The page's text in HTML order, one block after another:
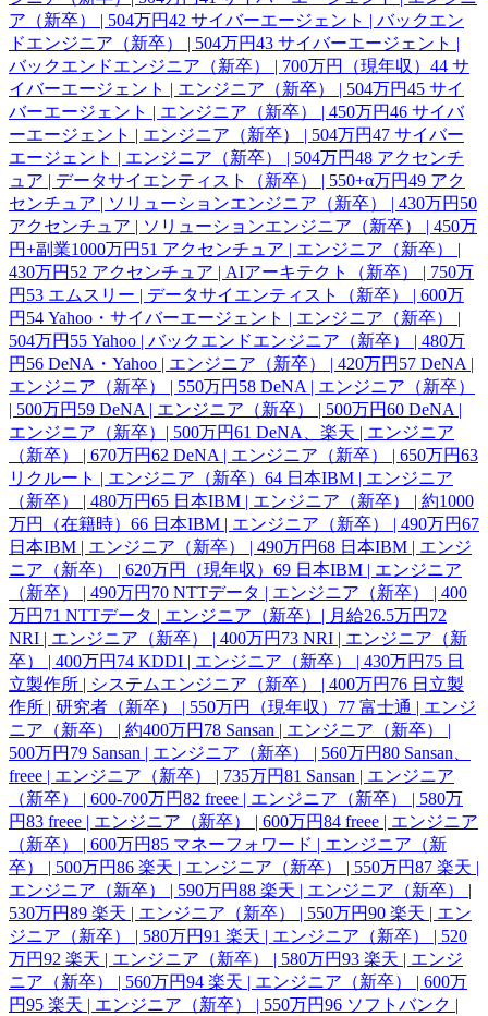
ア（新卒） | 504万円42 サイバーエージェント | バックエン
ドエンジニア（新卒） | 504万円43 サイバーエージェント |
バックエンドエンジニア（新卒） | 700万円（現年収） 44 サ
イバーエージェント | エンジニア（新卒） | 504万円45 サイ
バーエージェント | エンジニア（新卒） | 450万円46 サイバ
ーエージェント | エンジニア（新卒） | 504万円47 サイバー
エージェント | エンジニア（新卒） | 504万円48 アクセンチ
ュア | データサイエンティスト（新卒） | 550+α万円49 アク
センチュア | ソリューションエンジニア（新卒） | 430万円 50
アクセンチュア | ソリューションエンジニア（新卒） | 450万
円+副業1000万円 51 アクセンチュア | エンジニア（新卒） |
430万円 52 アクセンチュア | AIアーキテクト（新卒） | 750万
円 53 エムスリー | データサイエンティスト（新卒） | 600万
円 54 Yahoo・サイバーエージェント | エンジニア（新卒） |
504万円 55 Yahoo | バックエンドエンジニア（新卒） | 480万
円 56 DeNA・Yahoo | エンジニア（新卒） | 420万円 57 DeNA |
エンジニア（新卒） | 550万円 58 DeNA | エンジニア（新卒）
| 500万円 59 DeNA | エンジニア（新卒） | 500万円60 DeNA |
エンジニア（新卒）| 500万円61 DeNA、楽天 | エンジニア
（新卒） | 670万円62 DeNA | エンジニア（新卒） | 650万円63
リクルート | エンジニア（新卒） 64 日本IBM | エンジニア
（新卒） | 480万円65 日本IBM | エンジニア（新卒） | 約1000
万円（在籍時） 66 日本IBM | エンジニア（新卒） | 490万円67
日本IBM | エンジニア（新卒） | 490万円68 日本IBM | エンジ
ニア（新卒） | 620万円（現年収） 69 日本IBM | エンジニア
（新卒） | 490万円 70 NTTデータ | エンジニア（新卒） | 400
万円 71 NTTデータ | エンジニア（新卒）| 月給26.5万円 72
NRI | エンジニア（新卒） | 400万円 73 NRI | エンジニア（新
卒） | 400万円 74 KDDI | エンジニア（新卒） | 430万円 75 日
立製作所 | システムエンジニア（新卒） | 400万円 76 日立製
作所 | 研究者（新卒） | 550万円（現年収） 77 富士通 | エンジ
ニア（新卒） | 約400万円 78 Sansan | エンジニア（新卒） |
500万円 79 Sansan | エンジニア（新卒） | 560万円80 Sansan、
freee | エンジニア（新卒） | 735万円81 Sansan | エンジニア
（新卒） | 600-700万円82 freee | エンジニア（新卒） | 580万
円83 freee | エンジニア（新卒） | 600万円84 freee | エンジニア
（新卒） | 600万円85 マネーフォワード | エンジニア（新
卒） | 500万円86 楽天 | エンジニア（新卒） | 550万円87 楽天 |
エンジニア（新卒） | 590万円88 楽天 | エンジニア（新卒） |
530万円89 楽天 | エンジニア（新卒） | 550万円90 楽天 | エン
ジニア（新卒） | 580万円91 楽天 | エンジニア（新卒） | 520
万円92 楽天 | エンジニア（新卒） | 580万円93 楽天 | エンジ
ニア（新卒） | 560万円94 楽天 | エンジニア（新卒） | 600万
円95 楽天 | エンジニア（新卒） | 550万円96 ソフトバンク |